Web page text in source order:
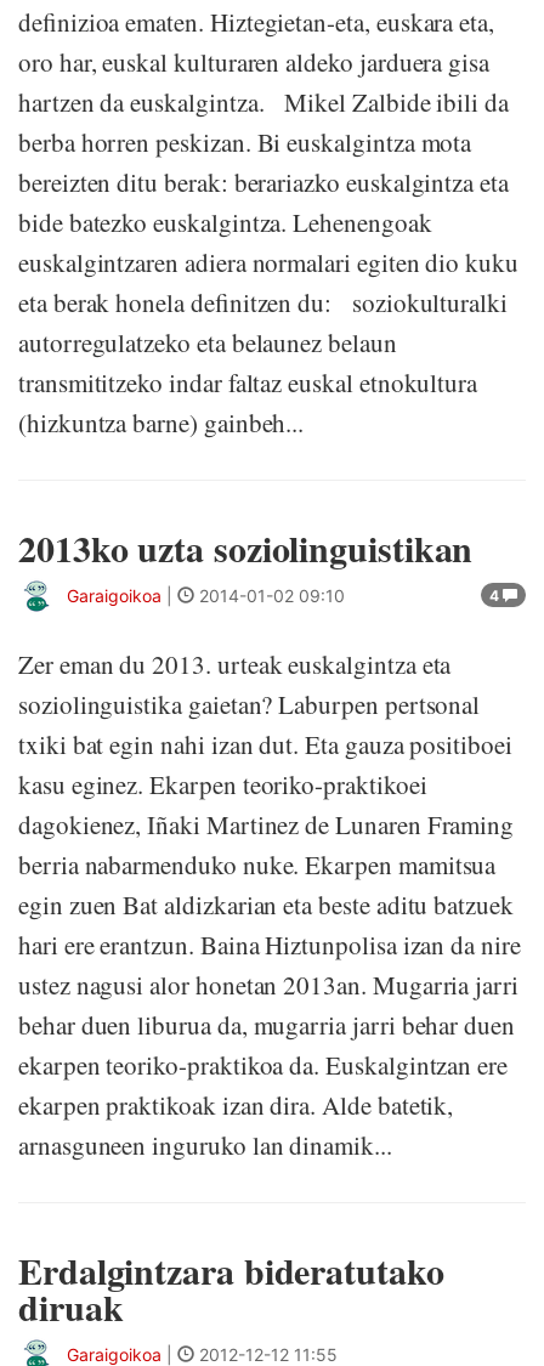
definizioa ematen. Hiztegietan-eta, euskara eta,
oro har, euskal kulturaren aldeko jarduera gisa
hartzen da euskalgintza. Mikel Zalbide ibili da
berba horren peskizan. Bi euskalgintza mota
bereizten ditu berak: berariazko euskalgintza eta
bide batezko euskalgintza. Lehenengoak
euskalgintzaren adiera normalari egiten dio kuku
eta berak honela definitzen du: soziokulturalki
autorregulatzeko eta belaunez belaun
transmititzeko indar faltaz euskal etnokultura
(hizkuntza barne) gainbeh...
2013ko uzta soziolinguistikan
4
Garaigoikoa 2014-01-02 09:10
Zer eman du 2013. urteak euskalgintza eta
soziolinguistika gaietan? Laburpen pertsonal
txiki bat egin nahi izan dut. Eta gauza positiboei
kasu eginez. Ekarpen teoriko-praktikoei
dagokienez, Iñaki Martinez de Lunaren Framing
berria nabarmenduko nuke. Ekarpen mamitsua
egin zuen Bat aldizkarian eta beste aditu batzuek
hari ere erantzun. Baina Hiztunpolisa izan da nire
ustez nagusi alor honetan 2013an. Mugarria jarri
behar duen liburua da, mugarria jarri behar duen
ekarpen teoriko-praktikoa da. Euskalgintzan ere
ekarpen praktikoak izan dira. Alde batetik,
arnasguneen inguruko lan dinamik...
Erdalgintzara bideratutako
diruak
Garaigoikoa 2012-12-12 11:55